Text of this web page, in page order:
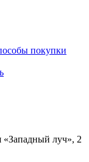
покупки
«Западный луч», 2